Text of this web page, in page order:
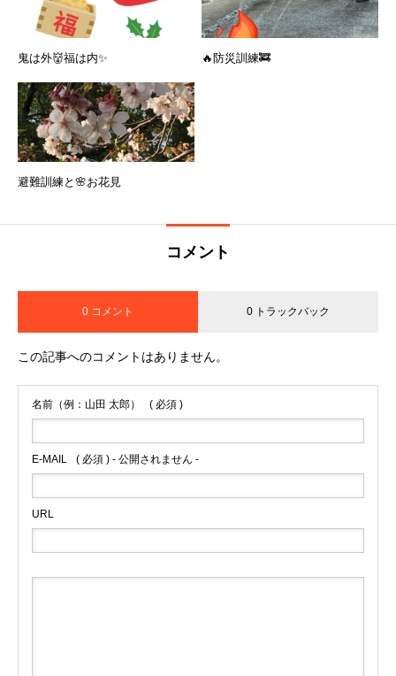
鬼は外👹福は内✨ 🔥防災訓練🚒
避難訓練と🌸お花見
コメント
0 コメント 0 トラックバック
この記事へのコメントはありません。
名前（例：山田 太郎） ( 必須 )
E-MAIL ( 必須 ) - 公開されません -
URL